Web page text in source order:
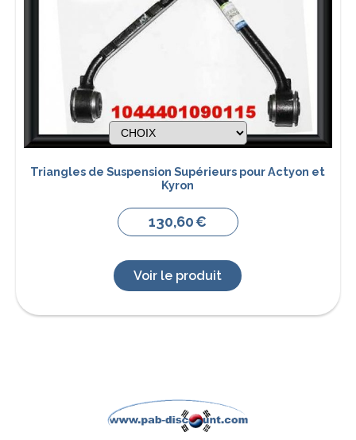
Triangles de Suspension Supérieurs pour Actyon et
Kyron
130,60€
Voir le produit